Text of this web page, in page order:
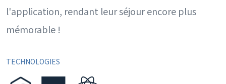
l'application, rendant leur séjour encore plus
mémorable !
TECHNOLOGIES